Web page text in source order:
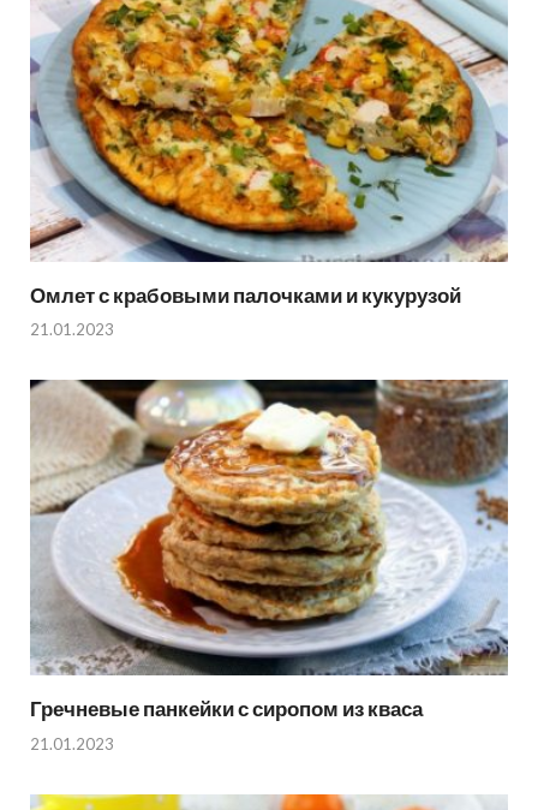
Омлет с крабовыми палочками и кукурузой
21.01.2023
Гречневые панкейки с сиропом из кваса
21.01.2023